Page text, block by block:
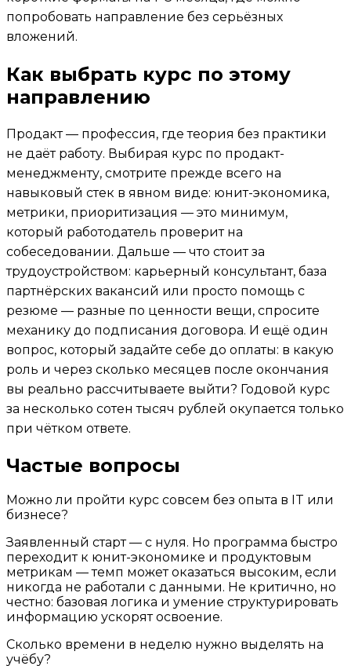
попробовать направление без серьёзных
вложений.
Как выбрать курс по этому
направлению
Продакт — профессия, где теория без практики
не даёт работу. Выбирая курс по продакт-
менеджменту, смотрите прежде всего на
навыковый стек в явном виде: юнит-экономика,
метрики, приоритизация — это минимум,
который работодатель проверит на
собеседовании. Дальше — что стоит за
трудоустройством: карьерный консультант, база
партнёрских вакансий или просто помощь с
резюме — разные по ценности вещи, спросите
механику до подписания договора. И ещё один
вопрос, который задайте себе до оплаты: в какую
роль и через сколько месяцев после окончания
вы реально рассчитываете выйти? Годовой курс
за несколько сотен тысяч рублей окупается только
при чётком ответе.
Частые вопросы
Можно ли пройти курс совсем без опыта в IT или
бизнесе?
Заявленный старт — с нуля. Но программа быстро
переходит к юнит-экономике и продуктовым
метрикам — темп может оказаться высоким, если
никогда не работали с данными. Не критично, но
честно: базовая логика и умение структурировать
информацию ускорят освоение.
Сколько времени в неделю нужно выделять на
учёбу?